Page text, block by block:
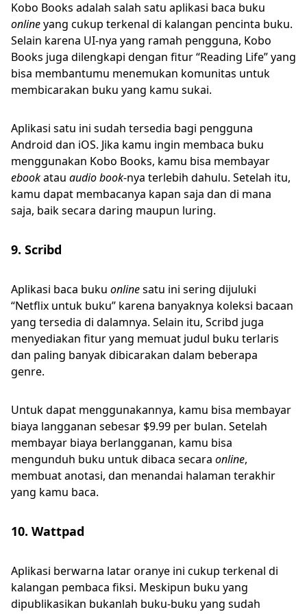
Kobo Books adalah salah satu aplikasi baca buku
onlineyang cukup terkenal di kalangan pencinta buku.
Selain karena UI-nya yang ramah pengguna, Kobo
Books juga dilengkapi dengan fitur “Reading Life” yang
bisa membantumu menemukan komunitas untuk
membicarakan buku yang kamu sukai.
Aplikasi satu ini sudah tersedia bagi pengguna
Android dan iOS. Jika kamu ingin membaca buku
menggunakan Kobo Books, kamu bisa membayar
ebookatau audio book-nya terlebih dahulu. Setelah itu,
kamu dapat membacanya kapan saja dan di mana
saja, baik secara daring maupun luring.
9. Scribd
Aplikasi baca buku onlinesatu ini sering dijuluki
“Netflix untuk buku” karena banyaknya koleksi bacaan
yang tersedia di dalamnya. Selain itu, Scribd juga
menyediakan fitur yang memuat judul buku terlaris
dan paling banyak dibicarakan dalam beberapa
genre.
Untuk dapat menggunakannya, kamu bisa membayar
biaya langganan sebesar $9.99 per bulan. Setelah
membayar biaya berlangganan, kamu bisa
mengunduh buku untuk dibaca secara online,
membuat anotasi, dan menandai halaman terakhir
yang kamu baca.
10. Wattpad
Aplikasi berwarna latar oranye ini cukup terkenal di
kalangan pembaca fiksi. Meskipun buku yang
dipublikasikan bukanlah buku-buku yang sudah